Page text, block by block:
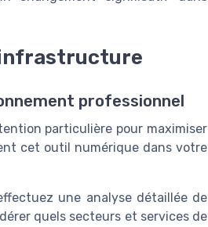
professionnel
particulière pour maximiser
cet outil numérique dans votre
une analyse détaillée de
quels secteurs et services de